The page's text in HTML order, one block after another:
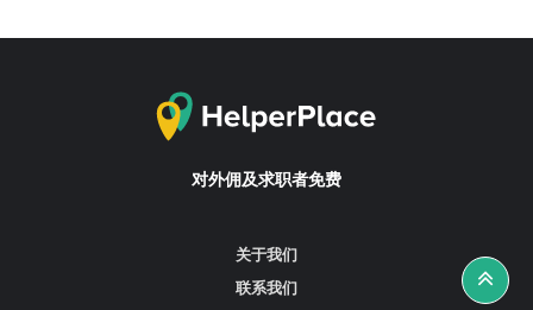
对外佣及求职者免费
关于我们
联系我们